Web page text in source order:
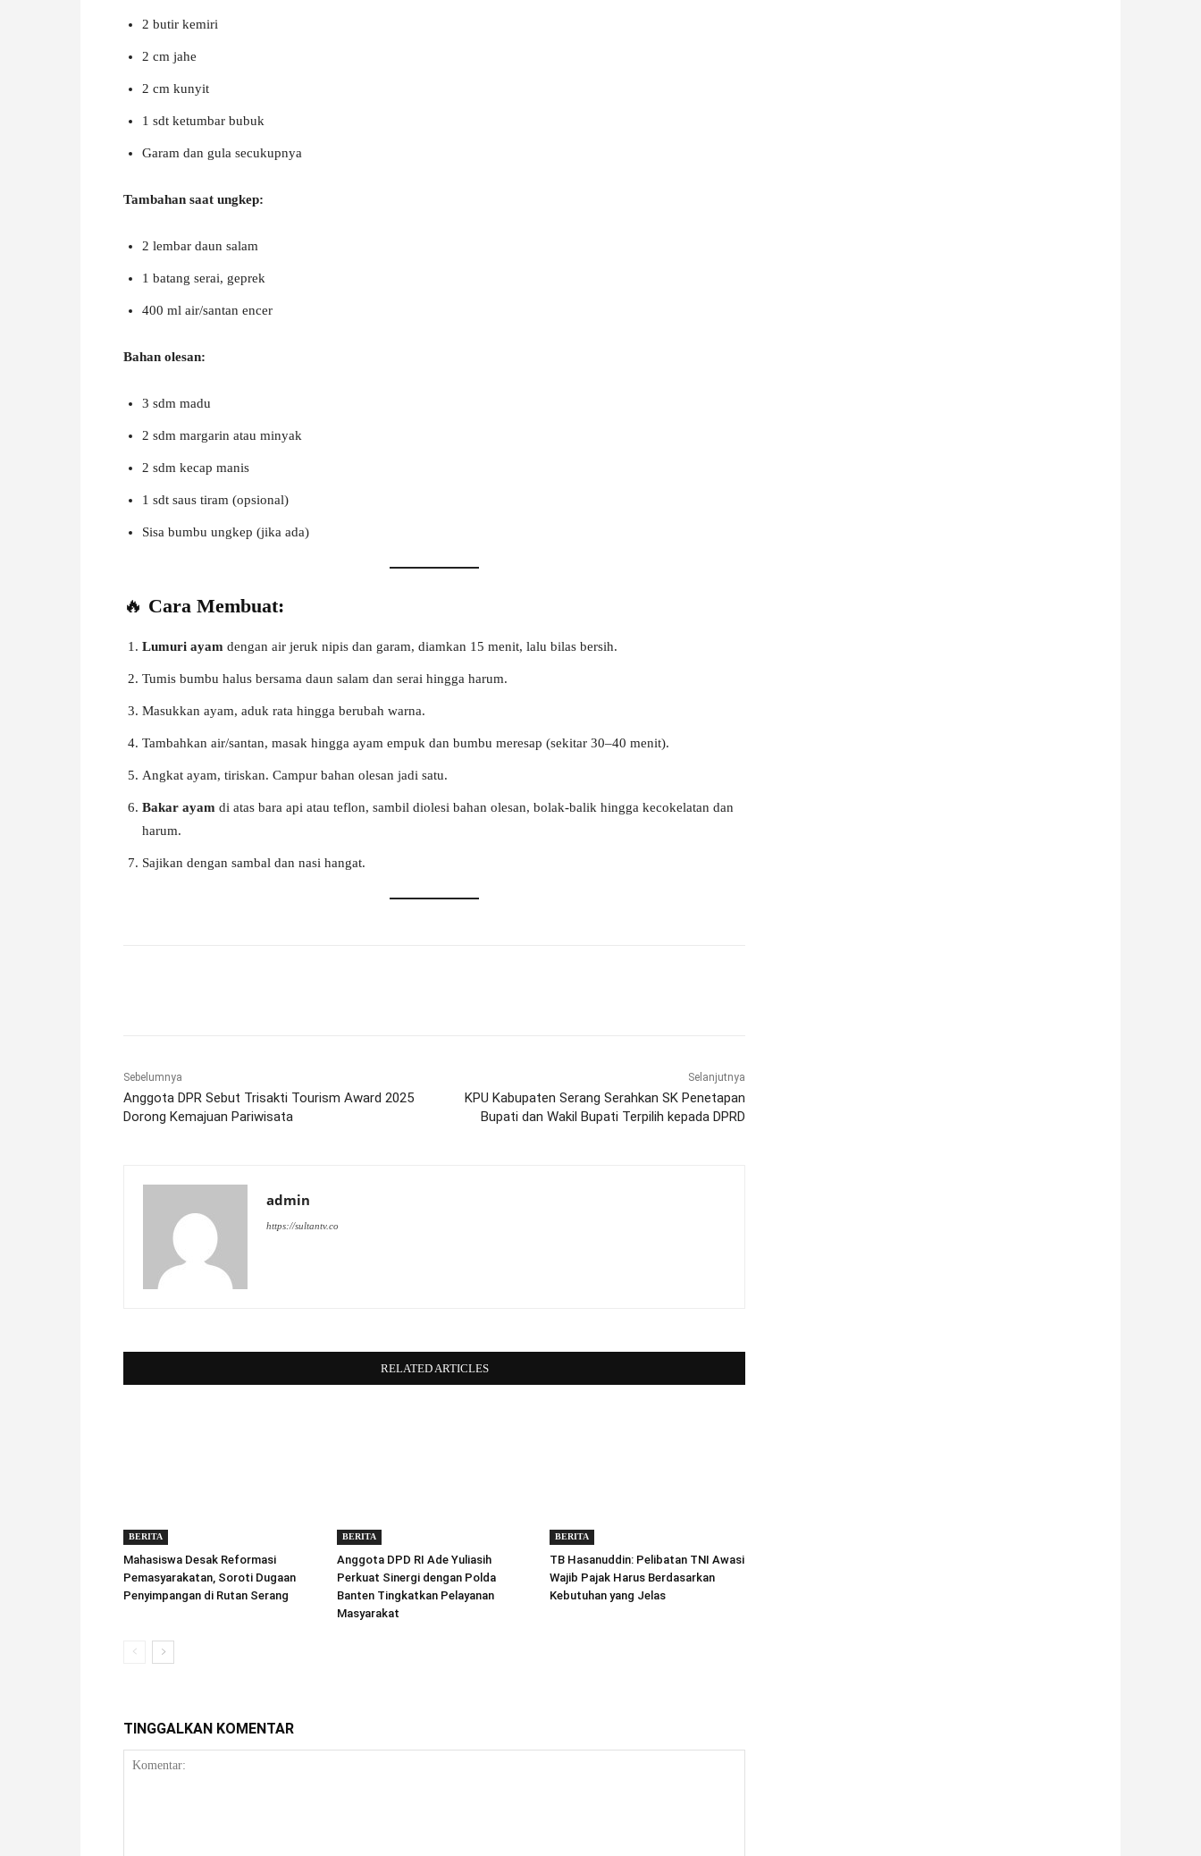
2 butir kemiri
2 cm jahe
2 cm kunyit
1 sdt ketumbar bubuk
Garam dan gula secukupnya
Tambahan saat ungkep:
2 lembar daun salam
1 batang serai, geprek
400 ml air/santan encer
Bahan olesan:
3 sdm madu
2 sdm margarin atau minyak
2 sdm kecap manis
1 sdt saus tiram (opsional)
Sisa bumbu ungkep (jika ada)
🔥 Cara Membuat:
Lumuri ayam dengan air jeruk nipis dan garam, diamkan 15 menit, lalu bilas bersih.
Tumis bumbu halus bersama daun salam dan serai hingga harum.
Masukkan ayam, aduk rata hingga berubah warna.
Tambahkan air/santan, masak hingga ayam empuk dan bumbu meresap (sekitar 30–40 menit).
Angkat ayam, tiriskan. Campur bahan olesan jadi satu.
Bakar ayam di atas bara api atau teflon, sambil diolesi bahan olesan, bolak-balik hingga kecokelatan dan
harum.
Sajikan dengan sambal dan nasi hangat.
Sebelumnya
Anggota DPR Sebut Trisakti Tourism Award 2025
Dorong Kemajuan Pariwisata
Selanjutnya
KPU Kabupaten Serang Serahkan SK Penetapan
Bupati dan Wakil Bupati Terpilih kepada DPRD
admin
https://sultantv.co
RELATED ARTICLES
BERITA
Mahasiswa Desak Reformasi
Pemasyarakatan, Soroti Dugaan
Penyimpangan di Rutan Serang
BERITA
Anggota DPD RI Ade Yuliasih
Perkuat Sinergi dengan Polda
Banten Tingkatkan Pelayanan
Masyarakat
BERITA
TB Hasanuddin: Pelibatan TNI Awasi
Wajib Pajak Harus Berdasarkan
Kebutuhan yang Jelas
TINGGALKAN KOMENTAR